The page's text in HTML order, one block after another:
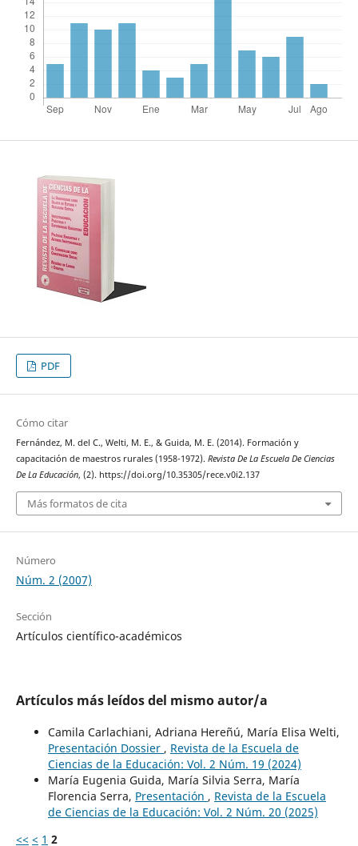
PDF
Cómo citar
Fernández, M. del C., Welti, M. E., & Guida, M. E. (2014). Formación y
capacitación de maestros rurales (1958-1972). Revista De La Escuela De Ciencias
De La Educación, (2). https://doi.org/10.35305/rece.v0i2.137
Más formatos de cita
Número
Núm. 2 (2007)
Sección
Artículos científico-académicos
Artículos más leídos del mismo autor/a
Camila Carlachiani, Adriana Hereñú, María Elisa Welti,
Presentación Dossier , Revista de la Escuela de
Ciencias de la Educación: Vol. 2 Núm. 19 (2024)
María Eugenia Guida, María Silvia Serra, María
Florencia Serra, Presentación , Revista de la Escuela
de Ciencias de la Educación: Vol. 2 Núm. 20 (2025)
<< < 1 2